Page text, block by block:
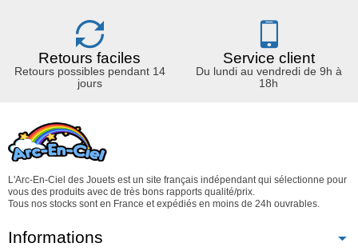
Retours faciles
Retours possibles pendant 14
jours
Service client
Du lundi au vendredi de 9h à
18h
L'Arc-En-Ciel des Jouets est un site français indépendant qui sélectionne pour
vous des produits avec de très bons rapports qualité/prix.
Tous nos stocks sont en France et expédiés en moins de 24h ouvrables.
Informations